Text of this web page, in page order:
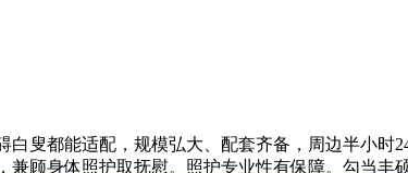
都能适配，规模弘大、配套齐备，周边半小时
顾身体照护取抚慰。照护专业性有保障。勾当丰